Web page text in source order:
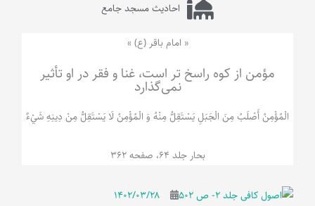
احادیث مسجد جامع
« امام باقر (ع) »
مؤمن از کوه راسخ تر است، غنا و فقر در او تأثیر
نمی‌گذارد
الْمُؤْمِنُ‌ أَصْلَبُ‌ مِنَ‌ الْجَبَلِ‌ یَسْتَقِلُّ مِنْهُ وَ الْمُؤْمِنُ لَا يَسْتَقِلُّ مِنْ دِينِهِ شَيْ‌ءٌ
بحار جلد 64، صفحه 362
۱۴۰۲/۰۳/۲۸